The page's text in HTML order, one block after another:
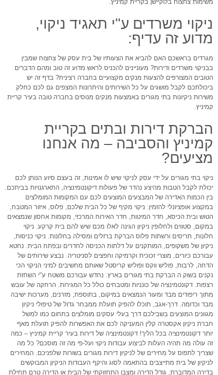
משימות צחצוח בלוקיישן בקריית קמיניץ.
ניקוי משרדים ע"י תאגיד ניקוי,
מדוע זה עדיף:
מגרדים בראשכם האם להביא את הצעותיו של בית עסק של צחצוח שמבין
בבניקוי משרדים ודירות? מעוניינים להכניס לראש מדוע זה טוב ומהם הדברים
הטובים המצורפים להצעות מנקים מקצועיים בחברה רצינית? בדף זה יש
ביכולתכם לקבל מושגים על כל השירותים והיתרונות המצפים גם לכם כחלק
משירות ניקיונות בתי מגורים באמצעות מנקים מנוסים בחברה טובה בעיר קריית
קמיניץ.
הברקת דירות ובתים בקריית
קמיניץ והסביבה – מה אנחנו
מציעים?
ניקוי בתי מגורים על ידי עסק לניקוי שיש לו אמינות, זה בעצם סיוע הנותן לכם
יכולת לקבל הטבות מהיצע נהדר של פעולות דיקונטמינציה, התארגנויות בביתכם.
בין הכמות האדירה של המבצעים המוצעים לכם עם המקומות המומלצים
במקצוע אופציונלי להזמין: ניקוי מקיף של כל הבית שלכם, פלוס, איזור המטבח,
הטוש ובית הכיסא, חדר המיטות, חדר האירוח המרכזי, מקומות אחסון שנמצאים
במקום, סטווים ולחלופין ניקיון הגינה לאלו מכם שיש להם בית קרקע. ניקוי
חלונות, תריסים ורשתות פלוס הברקת ברזלים ומסילה בחלונות. ניקוי כניסות,
ניקיון של משקופים, המותקנים על דלתות הכניסה לחדרים ובפתח הבית. נחטא
עבורכם כיורים, מוצרי זכוכית וקרמיקה וחפצים לסניטריה. נבצע שירותים של
הדחה, לרבות, פוליש ווקס ופוליש קריסטל שאותם מחשיבים למיני הניקוי הכי
נקנים בשוק ה הברקת בתי מגורים בארץ. נחדש עבורכם משטח ע"י השחזת
רצפות. דקונטמינציה של כונניות ומטבחים כולל כל המגירות. הרחקה של עובש
מתוך ריפודים מבד ומעור הנמצאים במיקום, בתוספת, מזרנים, מערכות ישיבה
מבד וכדומה. דרך-אגב, תוכלו להפיק תועלת ממבחר גדול של טיפולי ניקיון
מגוונים המוצעים בשבילכם דרך בעלי עסקים מומלצים בתחום כמו למשל
חברת ניקיון אקסטרה קלין המעניקה לכם את האפשרות להפיק תועלת מאף
יותר דקונטמינציה בכל הליך! דקונטמינציה של דירות בעיר קריית קמיניץ – כמה
זה עולה מה תהיה העלות לביצוע עבודות ניקוי ועל-פי מה זה מוסכם? כל מה
שצריך לתפוס על מחירים של לניקיון דירות מגורים בשורות שלפניכם. המחירים
לניקיון של בית מתייצבים בהתאמה לסוג והיקף העבודות הניקיון המבוקשים
בדירה המדוברת, גודל הדירה ומצבו התחזוקתי של הבית או הדירה טרם תחילת